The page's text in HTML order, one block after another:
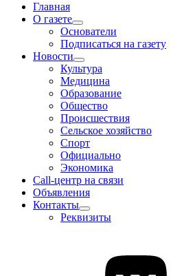
Главная
О газете
Основатели
Подписаться на газету
Новости
Культура
Медицина
Образование
Общество
Происшествия
Сельское хозяйство
Спорт
Официально
Экономика
Call-центр на связи
Объявления
Контакты
Реквизиты